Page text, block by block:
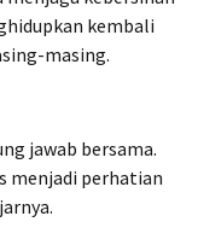
kembali
masing.
jawab bersama.
menjadi perhatian